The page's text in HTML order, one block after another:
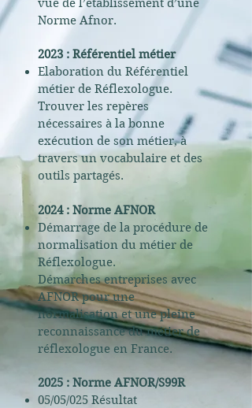
vue de l’établissement d’une
Norme Afnor.
2023 : Référentiel métier
Elaboration du Référentiel
métier de Réflexologue.
Trouver les repères
nécessaires à la bonne
exécution de son métier, à
travers un vocabulaire et des
outils partagés.
2024 : Norme AFNOR
Démarrage de la procédure de
normalisation du métier de
Réflexologue.
Démarches entreprises avec
AFNOR pour une
normalisation et une pleine
reconnaissance du métier de
réflexologue en France.
2025 : Norme AFNOR/S99R
05/05/025 Résultat